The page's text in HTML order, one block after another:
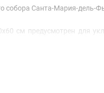
собора Санта-Мария-дель-
см предусмотрен для
можно используя